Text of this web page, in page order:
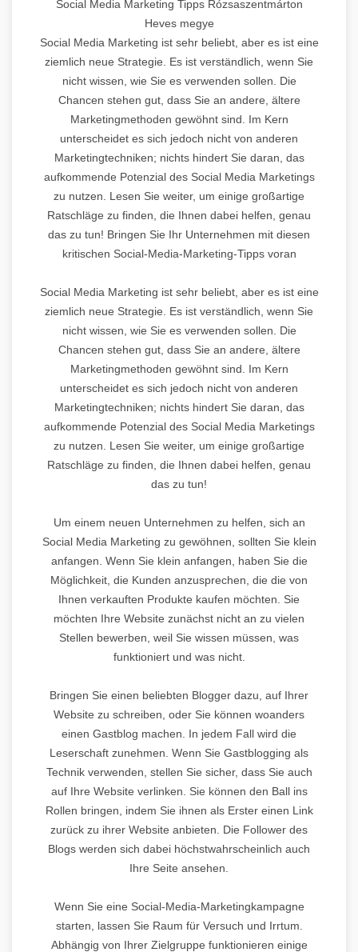
Social Media Marketing Tipps Rózsaszentmárton
Heves megye
Social Media Marketing ist sehr beliebt, aber es ist eine
ziemlich neue Strategie. Es ist verständlich, wenn Sie
nicht wissen, wie Sie es verwenden sollen. Die
Chancen stehen gut, dass Sie an andere, ältere
Marketingmethoden gewöhnt sind. Im Kern
unterscheidet es sich jedoch nicht von anderen
Marketingtechniken; nichts hindert Sie daran, das
aufkommende Potenzial des Social Media Marketings
zu nutzen. Lesen Sie weiter, um einige großartige
Ratschläge zu finden, die Ihnen dabei helfen, genau
das zu tun! Bringen Sie Ihr Unternehmen mit diesen
kritischen Social-Media-Marketing-Tipps voran
Social Media Marketing ist sehr beliebt, aber es ist eine
ziemlich neue Strategie. Es ist verständlich, wenn Sie
nicht wissen, wie Sie es verwenden sollen. Die
Chancen stehen gut, dass Sie an andere, ältere
Marketingmethoden gewöhnt sind. Im Kern
unterscheidet es sich jedoch nicht von anderen
Marketingtechniken; nichts hindert Sie daran, das
aufkommende Potenzial des Social Media Marketings
zu nutzen. Lesen Sie weiter, um einige großartige
Ratschläge zu finden, die Ihnen dabei helfen, genau
das zu tun!
Um einem neuen Unternehmen zu helfen, sich an
Social Media Marketing zu gewöhnen, sollten Sie klein
anfangen. Wenn Sie klein anfangen, haben Sie die
Möglichkeit, die Kunden anzusprechen, die die von
Ihnen verkauften Produkte kaufen möchten. Sie
möchten Ihre Website zunächst nicht an zu vielen
Stellen bewerben, weil Sie wissen müssen, was
funktioniert und was nicht.
Bringen Sie einen beliebten Blogger dazu, auf Ihrer
Website zu schreiben, oder Sie können woanders
einen Gastblog machen. In jedem Fall wird die
Leserschaft zunehmen. Wenn Sie Gastblogging als
Technik verwenden, stellen Sie sicher, dass Sie auch
auf Ihre Website verlinken. Sie können den Ball ins
Rollen bringen, indem Sie ihnen als Erster einen Link
zurück zu ihrer Website anbieten. Die Follower des
Blogs werden sich dabei höchstwahrscheinlich auch
Ihre Seite ansehen.
Wenn Sie eine Social-Media-Marketingkampagne
starten, lassen Sie Raum für Versuch und Irrtum.
Abhängig von Ihrer Zielgruppe funktionieren einige